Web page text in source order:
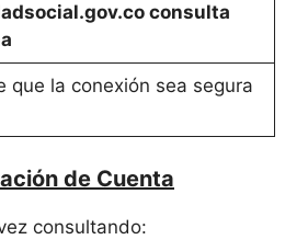
consulta
que la conexión sea segura
de Cuenta
consultando: